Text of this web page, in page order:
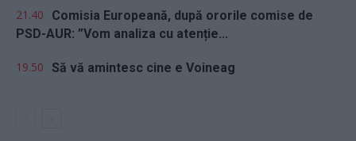
21.40
Comisia Europeană, după ororile comise de
PSD-AUR: ”Vom analiza cu atenție...
19.50 Să vă amintesc cine e Voineag